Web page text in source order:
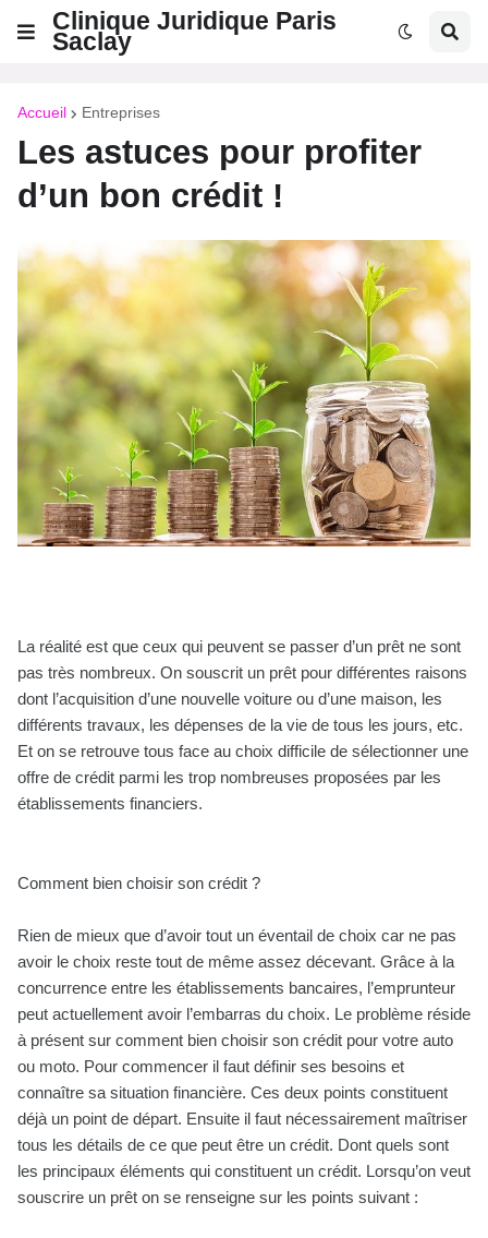
Clinique Juridique Paris
Saclay
Accueil Entreprises
Les astuces pour profiter
d’un bon crédit !
La réalité est que ceux qui peuvent se passer d’un prêt ne sont
pas très nombreux. On souscrit un prêt pour différentes raisons
dont l’acquisition d’une nouvelle voiture ou d’une maison, les
différents travaux, les dépenses de la vie de tous les jours, etc.
Et on se retrouve tous face au choix difficile de sélectionner une
offre de crédit parmi les trop nombreuses proposées par les
établissements financiers.
Comment bien choisir son crédit ?
Rien de mieux que d’avoir tout un éventail de choix car ne pas
avoir le choix reste tout de même assez décevant. Grâce à la
concurrence entre les établissements bancaires, l’emprunteur
peut actuellement avoir l’embarras du choix. Le problème réside
à présent sur comment bien choisir son crédit pour votre auto
ou moto. Pour commencer il faut définir ses besoins et
connaître sa situation financière. Ces deux points constituent
déjà un point de départ. Ensuite il faut nécessairement maîtriser
tous les détails de ce que peut être un crédit. Dont quels sont
les principaux éléments qui constituent un crédit. Lorsqu’on veut
souscrire un prêt on se renseigne sur les points suivant :